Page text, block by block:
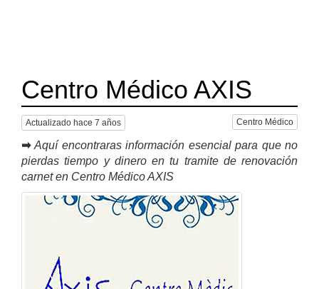
Centro Médico AXIS
Actualizado hace 7 años Centro Médico
➡ Aquí encontraras información esencial para que no
pierdas tiempo y dinero en tu tramite de renovación
carnet en Centro Médico AXIS